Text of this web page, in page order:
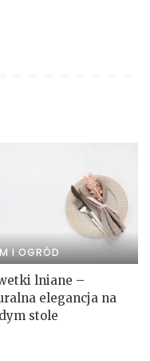
I OGRÓD
lniane –
elegancja na
stole